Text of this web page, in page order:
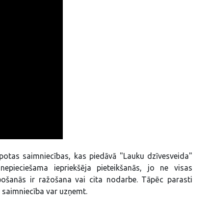
saimniecības, kas piedāvā "Lauku dzīvesveida"
iepriekšēja pieteikšanās, jo ne visas
ir ražošana vai cita nodarbe. Tāpēc parasti
var uzņemt.